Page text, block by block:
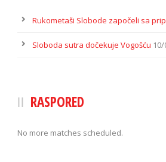
Rukometaši Slobode započeli sa
Sloboda sutra dočekuje Vogošću
RASPORED
No more matches scheduled.